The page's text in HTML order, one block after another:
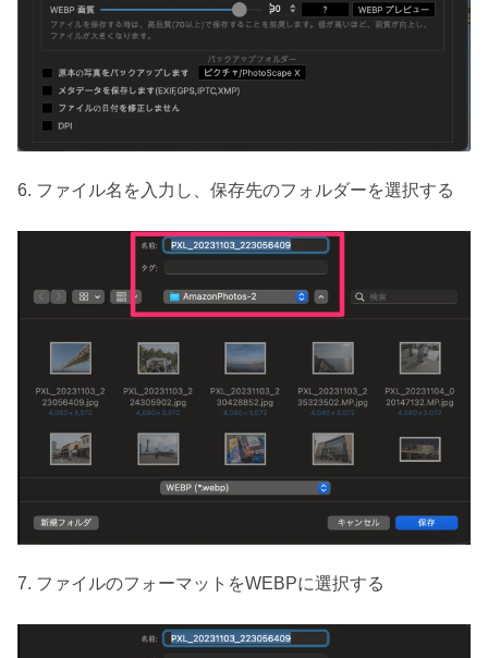
6. ファイル名を入力し、保存先のフォルダーを選択する
7. ファイルのフォーマットをWEBPに選択する